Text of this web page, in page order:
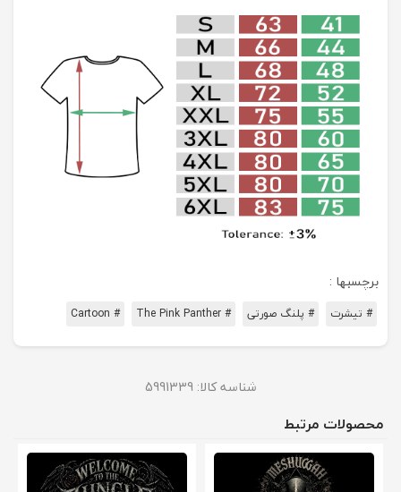
برچسبها :
# تیشرت # پلنگ صورتی # The Pink Panther
# Cartoon
شناسه کالا: 5991339
محصولات مرتبط